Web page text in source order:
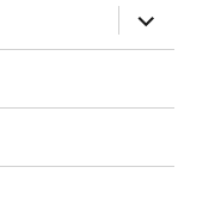
expand
child
menu